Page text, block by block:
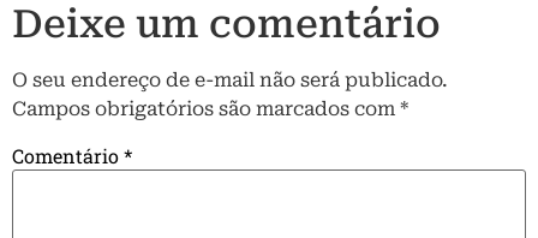
Deixe um comentário
O seu endereço de e-mail não será publicado.
Campos obrigatórios são marcados com *
Comentário*